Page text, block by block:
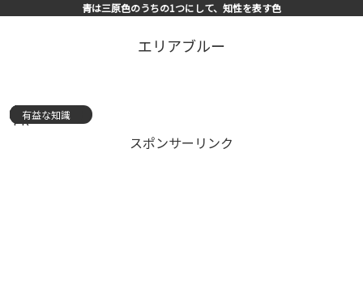
青は三原色のうちの1つにして、知性を表す色
エリアブルー
PR
スポンサーリンク
有益な知識
有益な知識
有益な知識
有益な知識
スキルアップ
有益な知識
有益な知識
有益な知識
有益な知識
有益な知識
有益な知識
有益な知識
有益な知識
有益な知識
有益な知識